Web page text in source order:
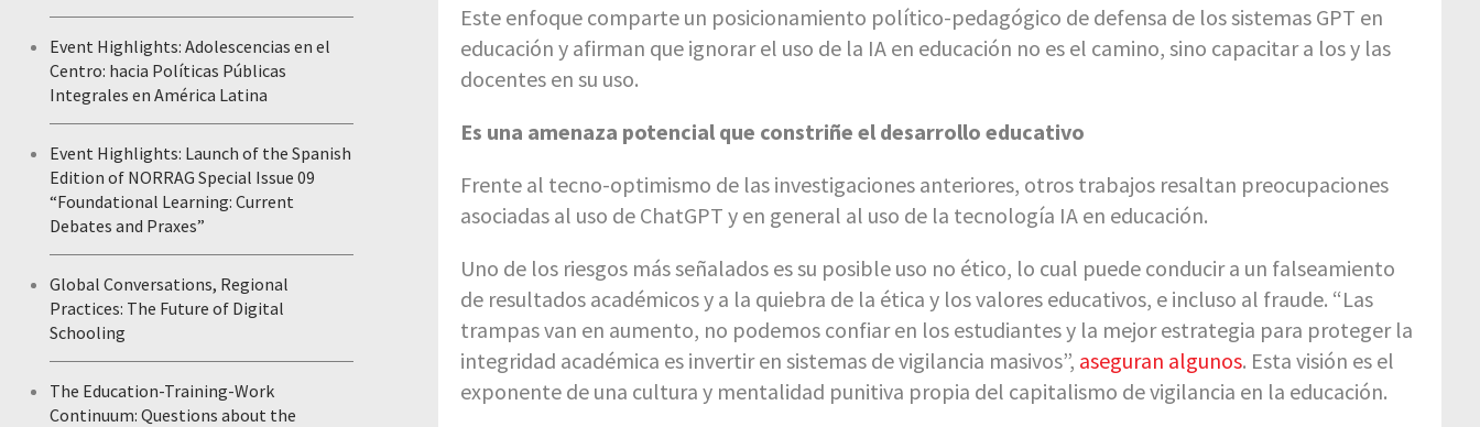
Este enfoque comparte un posicionamiento político-pedagógico de defensa de los sistemas GPT en
educación y afirman que ignorar el uso de la IA en educación no es el camino, sino capacitar a los y las
docentes en su uso.
Es una amenaza potencial que constriñe el desarrollo educativo
Frente al tecno-optimismo de las investigaciones anteriores, otros trabajos resaltan preocupaciones
asociadas al uso de ChatGPT y en general al uso de la tecnología IA en educación.
Uno de los riesgos más señalados es su posible uso no ético, lo cual puede conducir a un falseamiento
de resultados académicos y a la quiebra de la ética y los valores educativos, e incluso al fraude. “Las
trampas van en aumento, no podemos confiar en los estudiantes y la mejor estrategia para proteger la
integridad académica es invertir en sistemas de vigilancia masivos”, aseguran algunos. Esta visión es el
exponente de una cultura y mentalidad punitiva propia del capitalismo de vigilancia en la educación.
Event Highlights: Adolescencias en el
Centro: hacia Políticas Públicas
Integrales en América Latina
Event Highlights: Launch of the Spanish
Edition of NORRAG Special Issue 09
“Foundational Learning: Current
Debates and Praxes”
Global Conversations, Regional
Practices: The Future of Digital
Schooling
The Education-Training-Work
Continuum: Questions about the